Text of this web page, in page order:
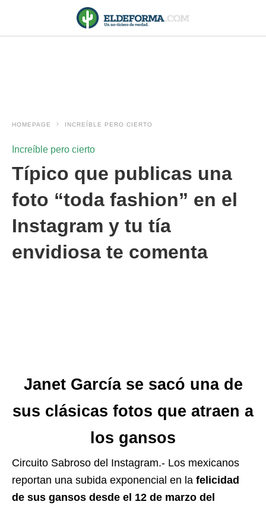
HOMEPAGE INCREÍBLE PERO CIERTO
Increíble pero cierto
Típico que publicas una
foto “toda fashion” en el
Instagram y tu tía
envidiosa te comenta
Janet García se sacó una de
sus clásicas fotos que atraen a
los gansos
Circuito Sabroso del Instagram.- Los mexicanos
reportan una subida exponencial en la felicidad
de sus gansos desde el 12 de marzo del